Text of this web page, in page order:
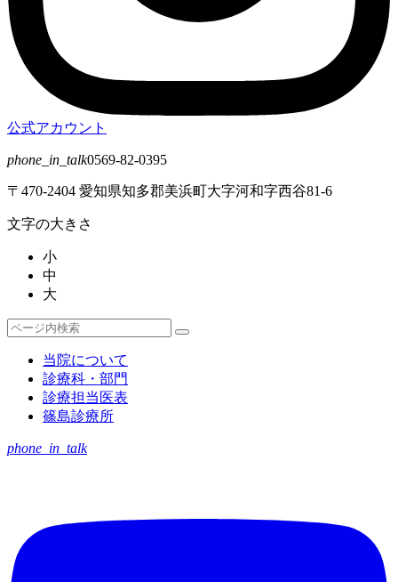
公式アカウント
phone_in_talk0569-82-0395
〒470-2404 愛知県知多郡美浜町大字河和字西谷81-6
文字の大きさ
小
中
大
検
検
当院について
診療科・部門
診療担当医表
篠島診療所
phone_in_talk